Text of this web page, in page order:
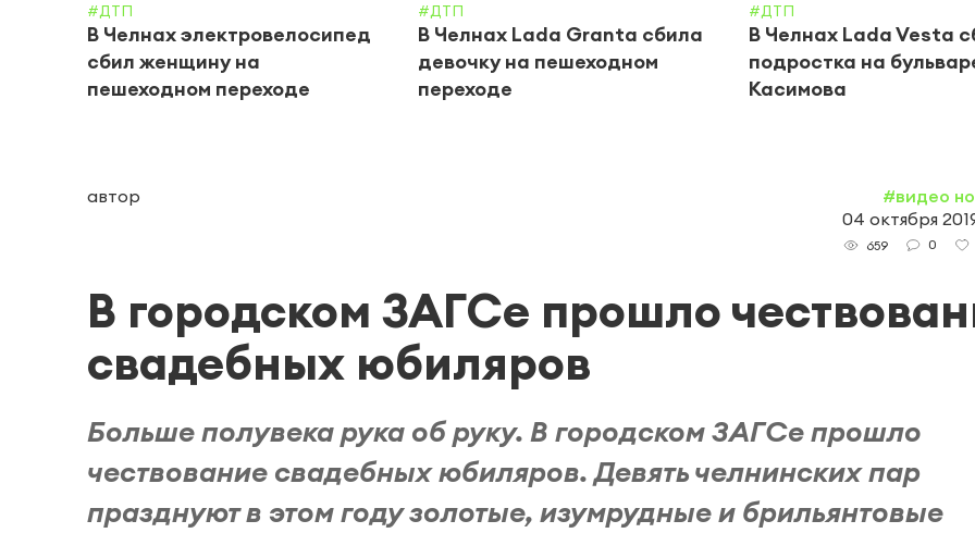
#ДТП
В Челнах электровелосипед
сбил женщину на
пешеходном переходе
#ДТП
В Челнах Lada Granta сбила
девочку на пешеходном
переходе
#ДТП
В Челнах Lada Vesta
подростка на
Касимова
автор
#видео
04 октября
659 0
В городском ЗАГСе прошло
свадебных юбиляров
Больше полувека рука об руку. В городском ЗАГСе прошло
чествование свадебных юбиляров. Девять челнинских пар
празднуют в этом году золотые, изумрудные и брильянтовые